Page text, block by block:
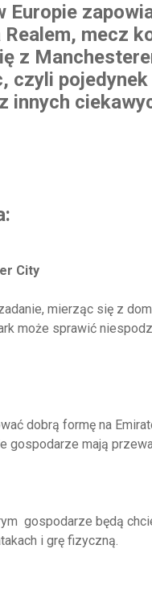
Europie
mecz
z
czyli
innych
City
mierząc się z
może sprawić
dobrą formę na
gospodarze mają
gospodarze będą
i grę fizyczną.